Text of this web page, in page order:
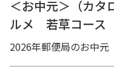
＜お中元＞（カタ
ルメ 若草コース
2026年郵便局のお中